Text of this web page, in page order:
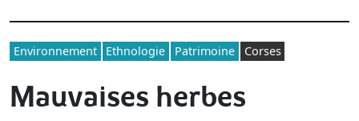
Environnement Ethnologie Patrimoine Corses
Mauvaises herbes